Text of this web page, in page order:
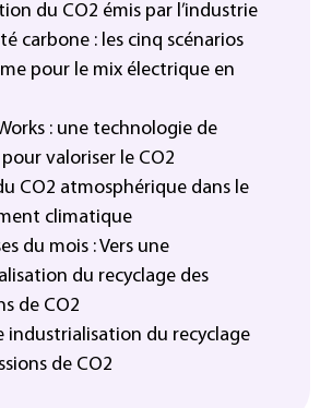
du CO2 émis par l’industrie
carbone : les cinq scénarios
pour le mix électrique en
: une technologie de
valoriser le CO2
CO2 atmosphérique dans le
climatique
du mois : Vers une
du recyclage des
de CO2
industrialisation du recyclage
de CO2